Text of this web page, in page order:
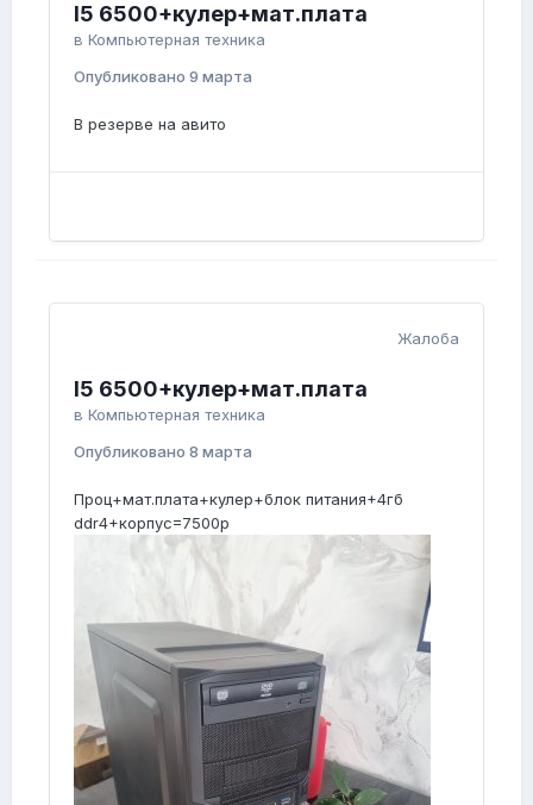
I5 6500+кулер+мат.плата
в Компьютерная техника
Опубликовано 9 марта
В резерве на авито
Жалоба
I5 6500+кулер+мат.плата
в Компьютерная техника
Опубликовано 8 марта
Проц+мат.плата+кулер+блок питания+4гб
ddr4+корпус=7500р